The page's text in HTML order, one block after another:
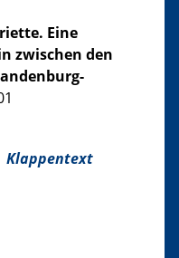
Eine
zwischen den
Klappentext